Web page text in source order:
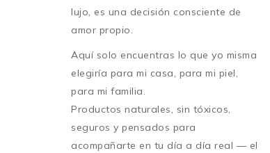
lujo, es una decisión consciente de
amor propio.
Aquí solo encuentras lo que yo misma
elegiría para mi casa, para mi piel,
para mi familia.
Productos naturales, sin tóxicos,
seguros y pensados para
acompañarte en tu día a día real — el